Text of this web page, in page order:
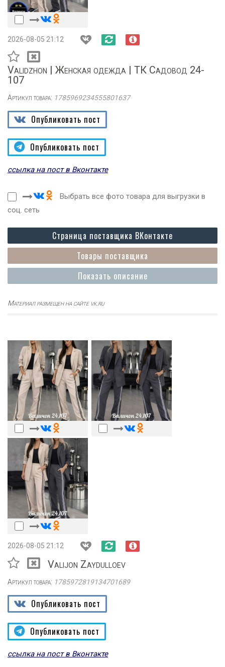
2026-08-05 21:12
Validzhon | Женская одежда | ТК Садовод 24-
107
Артикул товара: 1785969234555801637
Опубликовать пост
Опубликовать пост
ссылка на пост в Вконтакте
Выбрать все фото товара для выгрузки в
соц. сеть
Показать описание
Товары поставщика
Страница поставщика ВКонтакте
Материал размещен на сайте vk.ru
2026-08-05 21:12
Valijon Zaydulloev
Артикул товара: 1785972819134701689
Опубликовать пост
Опубликовать пост
ссылка на пост в Вконтакте